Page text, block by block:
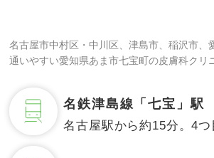
名古屋市中村区・中川区、津島市、稲沢市、
通いやすい愛知県あま市七宝町の皮膚科クリ
名鉄津島線「七宝」
名古屋駅から約15分。4つ